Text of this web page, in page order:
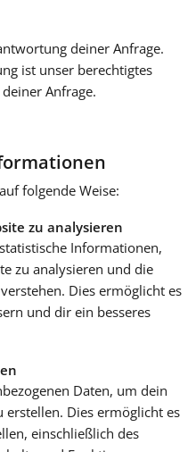
deiner Anfrage.
ist unser berechtigtes
Anfrage.
folgende Weise:
zu analysieren
Informationen,
zu analysieren und die
Dies ermöglicht es
und dir ein besseres
Daten, um dein
erstellen. Dies ermöglicht es
einschließlich des